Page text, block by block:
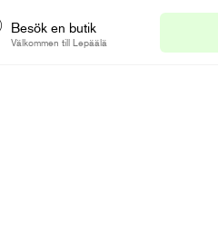
Besök en butik
Välkommen till Lepäälä